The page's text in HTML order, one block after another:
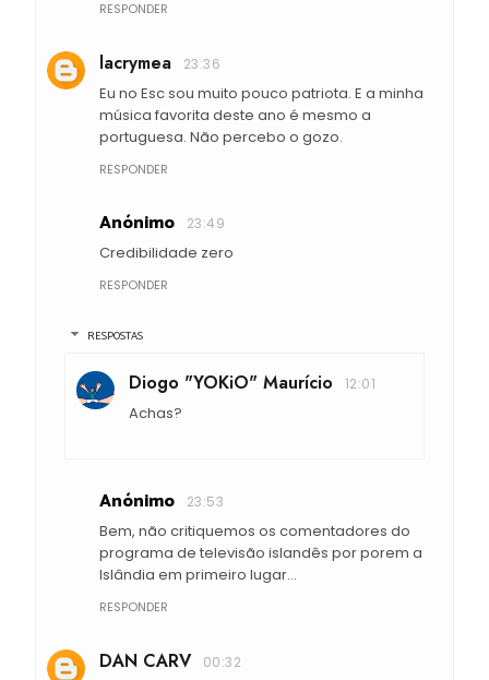
RESPONDER
lacrymea 23:36
Eu no Esc sou muito pouco patriota. E a minha
música favorita deste ano é mesmo a
portuguesa. Não percebo o gozo.
RESPONDER
Anónimo 23:49
Credibilidade zero
RESPONDER
RESPOSTAS
Diogo "YOKiO" Maurício 12:01
Achas?
Anónimo 23:53
Bem, não critiquemos os comentadores do
programa de televisão islandês por porem a
Islândia em primeiro lugar...
RESPONDER
DAN CARV 00:32